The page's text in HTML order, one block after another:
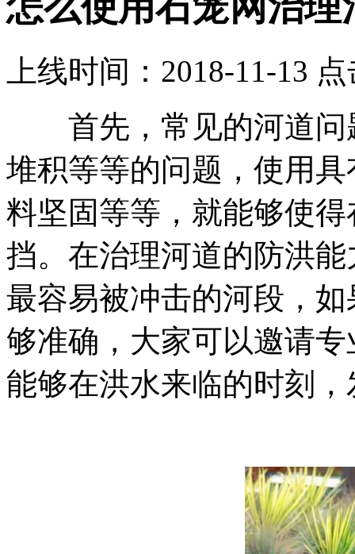
上线时间：2018-11-13
首先，常见的河道问
堆积等等的问题，使用
料坚固等等，就能够使
挡。在治理河道的防洪
最容易被冲击的河段，
够准确，大家可以邀请
能够在洪水来临的时刻